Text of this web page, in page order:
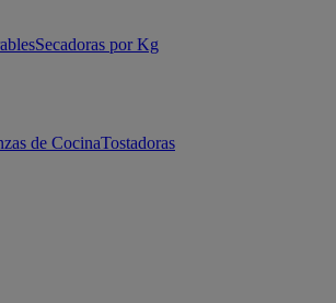
Secadoras por Kg
de CocinaTostadoras